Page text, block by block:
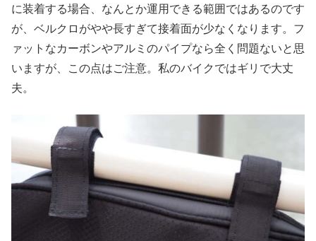
に装着する場合、なんとか運用できる範囲ではあるのです
が、ベルクロがやや長すぎて接着面が少なくなります。フ
ァットなカーボンやアルミのパイプなら全く問題ないと思
いますが、この点はご注意。私のバイクではギリで大丈
夫。